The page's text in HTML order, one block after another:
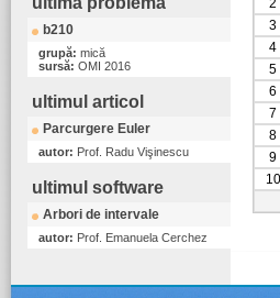
b210
grupă: mică
sursă: OMI 2016
ultimul articol
Parcurgere Euler
autor: Prof. Radu Vişinescu
ultimul software
Arbori de intervale
autor: Prof. Emanuela Cerchez
2
3
4
5
6
7
8
9
10